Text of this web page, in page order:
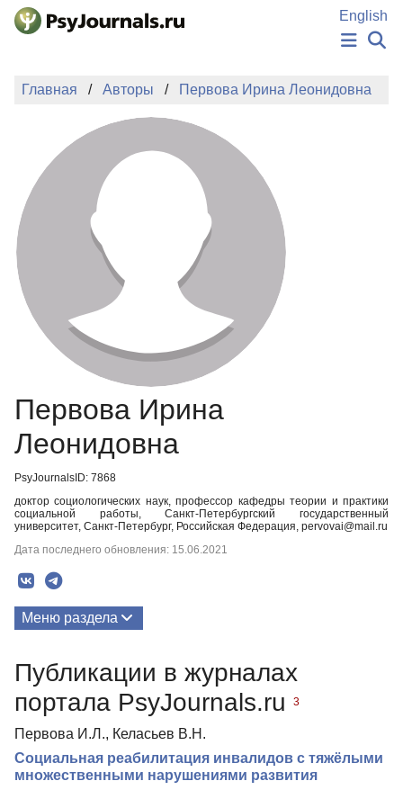
Перейти к основному содержанию
English
НОВОСТИ
АВТОРЫ
ПОДАТЬ РУКОПИСЬ
БАЗА ЗНАНИЙ
КЛЮЧЕВЫЕ СЛОВА
Регистрация
Главная Авторы Первова Ирина Леонидовна
Первова Ирина
Леонидовна
PsyJournalsID: 7868
доктор социологических наук, профессор кафедры теории и практики
социальной работы, Санкт-Петербургский государственный
университет, Санкт-Петербург, Российская Федерация, pervovai@mail.ru
Дата последнего обновления: 15.06.2021
Меню раздела
Публикации в журналах
портала PsyJournals.ru
3
Первова И.Л., Келасьев В.Н.
Социальная реабилитация инвалидов с тяжёлыми
множественными нарушениями развития